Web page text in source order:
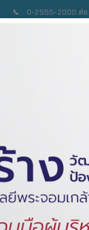
0-2555-2000 ต่อ